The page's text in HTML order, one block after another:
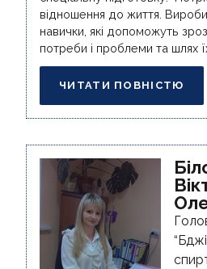
відношення до життя.
навички, які допоможуть
потреби і проблеми та шлях їх
ЧИТАТИ ПОВНІСТЮ